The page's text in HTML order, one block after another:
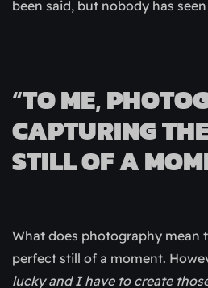
been said, but nobody has
“TO ME,
CAPTURING
STILL OF A
What does photography mean
perfect still of a moment.
lucky and I have to create